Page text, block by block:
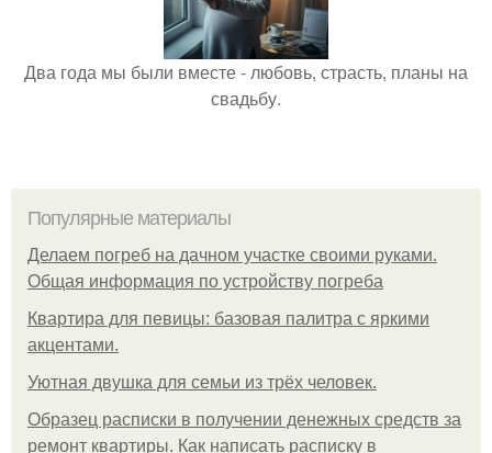
Два года мы были вместе - любовь, страсть, планы на
свадьбу.
Популярные материалы
Делаем погреб на дачном участке своими руками.
Общая информация по устройству погреба
Квартира для певицы: базовая палитра с яркими
акцентами.
Уютная двушка для семьи из трёх человек.
Образец расписки в получении денежных средств за
ремонт квартиры. Как написать расписку в